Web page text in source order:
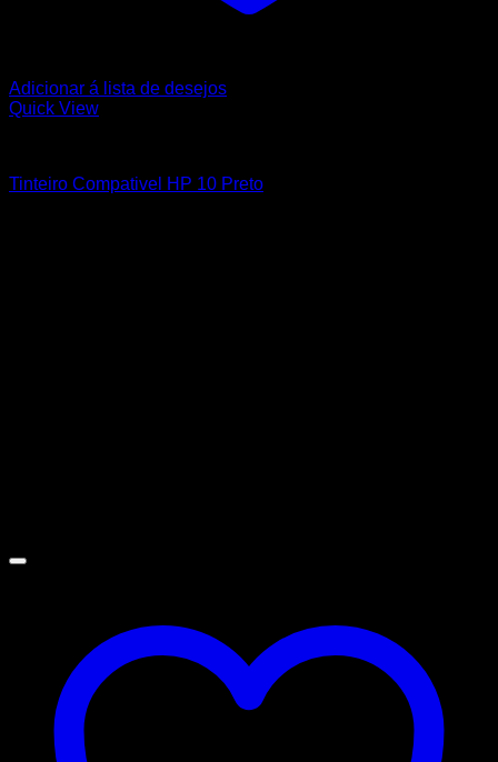
Adicionar á lista de desejos
Quick View
Tinteiro Compativel HP 10 Preto